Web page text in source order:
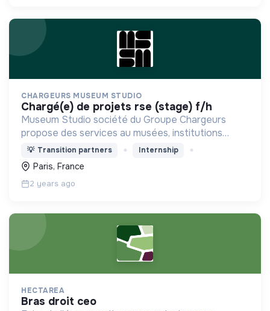
CHARGEURS MUSEUM STUDIO
chargé(e) de projets rse (stage) f/h
Museum Studio société du Groupe Chargeurs
propose des services au musées, institutions
culturelles et Retail
💡 Transition partners Internship
Paris, France
2 years ago
HECTAREA
bras droit ceo